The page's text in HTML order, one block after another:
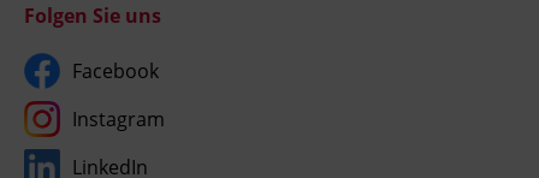
Folgen Sie uns
Facebook
Instagram
LinkedIn